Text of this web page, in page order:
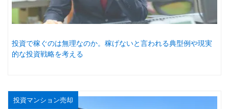
投資で稼ぐのは無理なのか。稼げないと言われる典型例や現実
的な投資戦略を考える
投資マンション売却